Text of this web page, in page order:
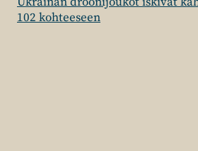
102 kohteeseen